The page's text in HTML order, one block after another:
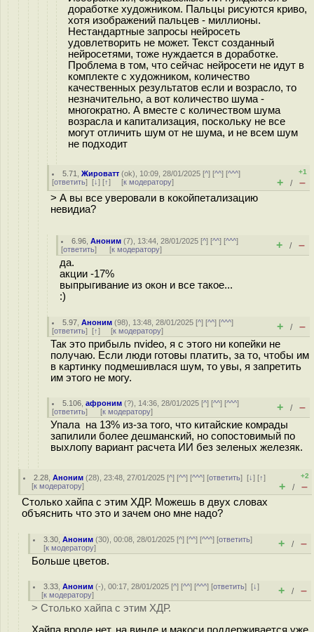
доработке художником. Пальцы рисуются криво,
хотя изображений пальцев - миллионы.
Нестандартные запросы нейросеть
удовлетворить не может. Текст созданный
нейросетями, тоже нуждается в доработке.
Проблема в том, что сейчас нейросети не идут в
комплекте с художником, количество
качественных результатов если и возрасло, то
незначительно, а вот количество шума -
многократно. А вместе с количеством шума
возрасла и капитализация, поскольку не все
могут отличить шум от не шума, и не всем шум
не подходит
5.71 ,Жироватт (ok), 10:09, 28/01/2025 [^] [^^] [^^^]
[ответить] [↓] [↑] [к модератору]
+1
+ / –
> А вы все уверовали в кокойпетализацию
невидиа?
6.96 ,Аноним (7), 13:44, 28/01/2025 [^] [^^] [^^^]
[ответить] [к модератору] + / –
да.
акции -17%
выпрыгивание из окон и все такое...
:)
5.97 ,Аноним (98), 13:48, 28/01/2025 [^] [^^] [^^^]
[ответить] [↑] [к модератору] + / –
Так это прибыль nvideo, я с этого ни копейки не
получаю. Если люди готовы платить, за то, чтобы им
в картинку подмешивлася шум, то увы, я запретить
им этого не могу.
5.106 ,афроним (?), 14:36, 28/01/2025 [^] [^^] [^^^]
[ответить] [к модератору] + / –
Упала на 13% из-за того, что китайские комрады
запилили более дешманский, но сопостовимый по
выхлопу вариант расчета ИИ без зеленых железяк.
2.28 ,Аноним (28), 23:48, 27/01/2025 [^] [^^] [^^^] [ответить][↓] [↑]
[к модератору]
+2
+ / –
Столько хайпа с этим ХДР. Можешь в двух словах
объяснить что это и зачем оно мне надо?
3.30 ,Аноним (30), 00:08, 28/01/2025 [^] [^^] [^^^] [ответить]
[к модератору] + / –
Больше цветов.
3.33 ,Аноним (-), 00:17, 28/01/2025 [^] [^^] [^^^] [ответить][↓]
[к модератору] + / –
> Столько хайпа с этим ХДР.